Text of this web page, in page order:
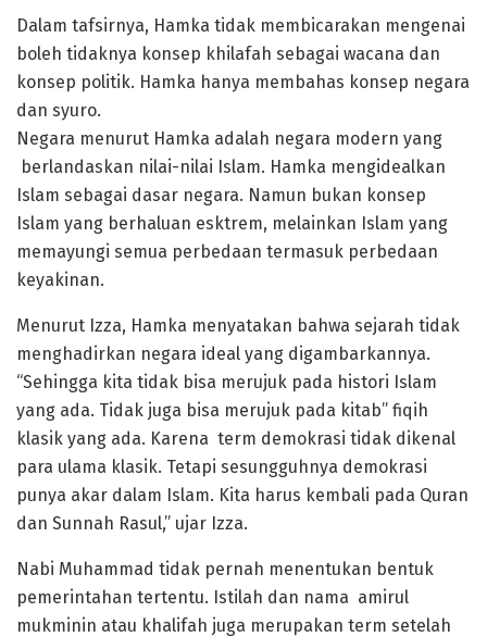
Dalam tafsirnya, Hamka tidak membicarakan mengenai
boleh tidaknya konsep khilafah sebagai wacana dan
konsep politik. Hamka hanya membahas konsep negara
dan syuro.
Negara menurut Hamka adalah negara modern yang
berlandaskan nilai-nilai Islam. Hamka mengidealkan
Islam sebagai dasar negara. Namun bukan konsep
Islam yang berhaluan esktrem, melainkan Islam yang
memayungi semua perbedaan termasuk perbedaan
keyakinan.
Menurut Izza, Hamka menyatakan bahwa sejarah tidak
menghadirkan negara ideal yang digambarkannya.
“Sehingga kita tidak bisa merujuk pada histori Islam
yang ada. Tidak juga bisa merujuk pada kitab” fiqih
klasik yang ada. Karena term demokrasi tidak dikenal
para ulama klasik. Tetapi sesungguhnya demokrasi
punya akar dalam Islam. Kita harus kembali pada Quran
dan Sunnah Rasul,” ujar Izza.
Nabi Muhammad tidak pernah menentukan bentuk
pemerintahan tertentu. Istilah dan nama amirul
mukminin atau khalifah juga merupakan term setelah